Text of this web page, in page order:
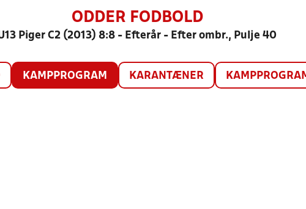
ODDER FODBOLD
Piger C2 (2013) 8:8 - Efterår - Efter ombr., Pulje 40
KAMPPROGRAM KARANTÆNER